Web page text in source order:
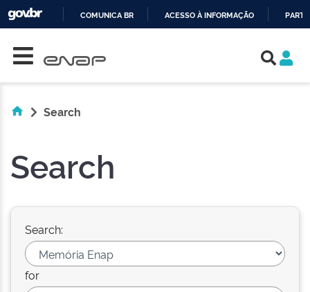
COMUNICA BR ACESSO À INFORMAÇÃO
Search
Search
Search:
for